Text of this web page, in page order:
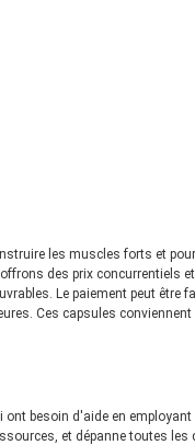
les muscles forts et
des prix concurrentiels
Le paiement peut être
Ces capsules
besoin d'aide en employant
et dépanne toutes les